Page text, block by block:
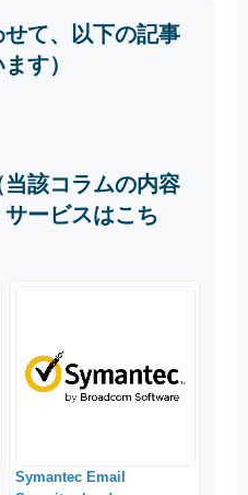
て、以下の記事
す）
該コラムの内容
ービスはこち
Symantec Email